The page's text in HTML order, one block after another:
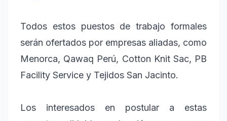
Todos estos puestos de trabajo formales
serán ofertados por empresas aliadas, como
Menorca, Qawaq Perú, Cotton Knit Sac, PB
Facility Service y Tejidos San Jacinto.
Los interesados en postular a estas